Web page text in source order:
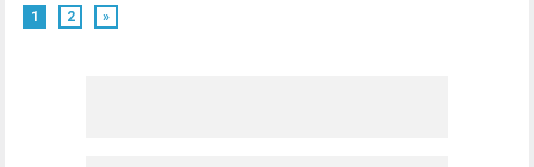
1 2 »